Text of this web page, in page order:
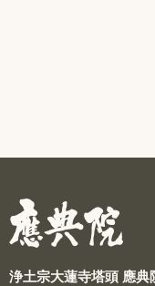
シ
ン
浄土宗大蓮寺塔頭 應典